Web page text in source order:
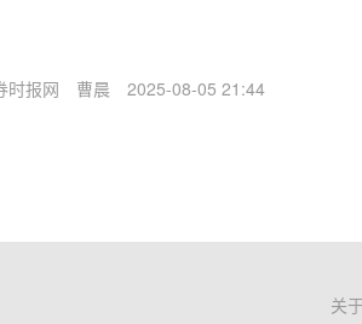
时报网 曹晨 2025-08-05 21:44
关